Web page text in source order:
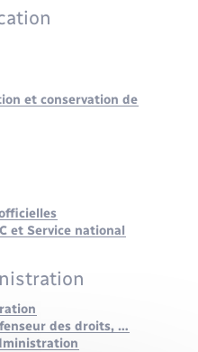
et conservation de
et Service national
des droits, …